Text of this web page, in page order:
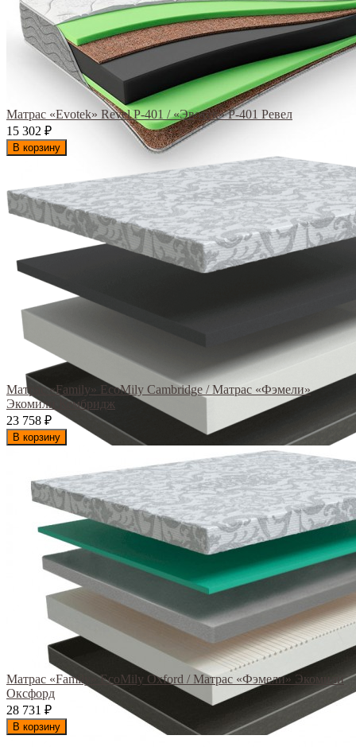
Матрас «Evotek» Revel Р-401 / «Эвотек» Р-401 Ревел
15 302 ₽
В корзину
Матрас «Family» EcoMily Cambridge / Матрас «Фэмели»
Экомили Кембридж
23 758 ₽
В корзину
Матрас «Family» EcoMily Oxford / Матрас «Фэмели» Экомили
Оксфорд
28 731
₽
В корзину